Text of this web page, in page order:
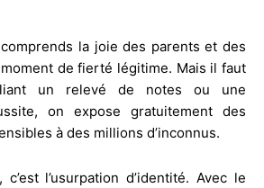
la joie des parents et des
moment de fierté légitime. Mais il faut
un relevé de notes ou une
on expose gratuitement des
à des millions d’inconnus.
l’usurpation d’identité. Avec le